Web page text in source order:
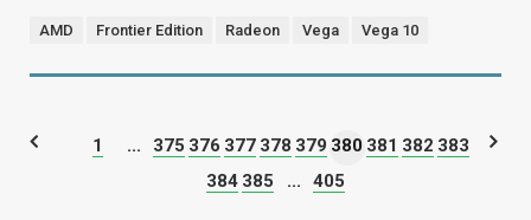
AMD Frontier Edition Radeon Vega Vega 10
1 ... 375 376 377 378 379 380 381 382 383
384 385 ... 405